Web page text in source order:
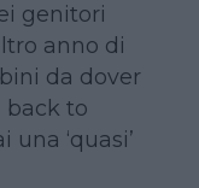
genitori
anno di
da dover
back to
‘quasi’